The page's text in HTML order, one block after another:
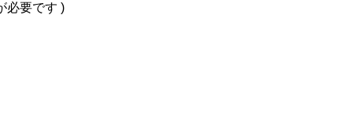
必要です )